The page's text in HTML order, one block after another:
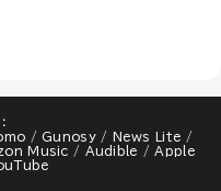
/ Gunosy / News Lite /
Music / Audible / Apple